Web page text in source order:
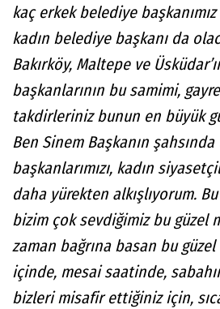
kaç erkek belediye
kadın belediye başkanı da
Bakırköy, Maltepe ve
başkanlarının bu samimi,
takdirleriniz bunun en büyük
Ben Sinem Başkanın
başkanlarımızı, kadın
daha yürekten alkışlıyorum.
bizim çok sevdiğimiz bu güzel
zaman bağrına basan bu
içinde, mesai saatinde,
bizleri misafir ettiğiniz için,